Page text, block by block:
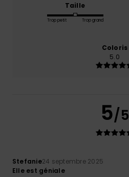
Taille
Trop petit Trop grand
Coloris
5.0
5/5
Stefanie24 septembre 2025
Elle est géniale